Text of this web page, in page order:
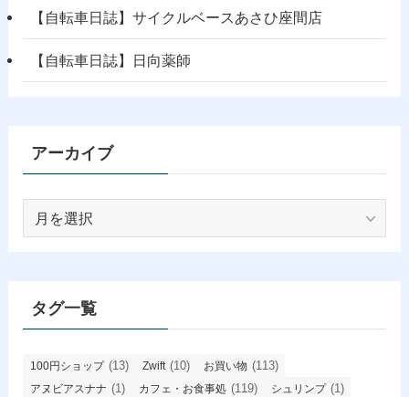
【自転車日誌】サイクルベースあさひ座間店
【自転車日誌】日向薬師
アーカイブ
タグ一覧
100円ショップ(13) Zwift(10) お買い物 (113)
アヌビアスナナ (1) カフェ・お食事処 (119) シュリンプ(1)